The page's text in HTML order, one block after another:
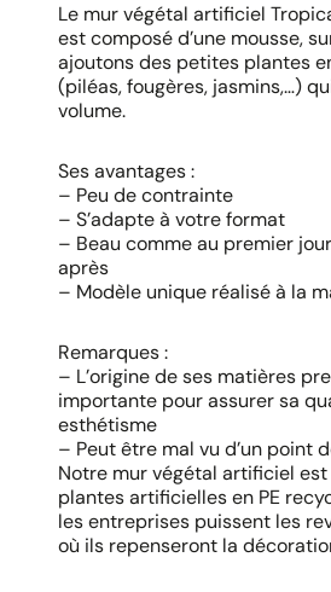
Le mur végétal artificiel
est composé d’une mousse,
ajoutons des petites plantes
(piléas, fougères, jasmins,…)
volume.
Ses avantages :
– Peu de contrainte
– S’adapte à votre format
– Beau comme au premier
après
– Modèle unique réalisé à la
Remarques :
– L’origine de ses matières
importante pour assurer sa
esthétisme
– Peut être mal vu d’un point
Notre mur végétal artificiel
plantes artificielles en PE
les entreprises puissent les
où ils repenseront la